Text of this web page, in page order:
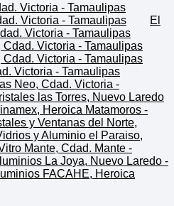
Victoria - Tamaulipas
Victoria - Tamaulipas
El
Victoria - Tamaulipas
Victoria - Tamaulipas
Victoria - Tamaulipas
Victoria - Tamaulipas
Neo, Cdad. Victoria -
las Torres, Nuevo Laredo
Heroica Matamoros -
y Ventanas del Norte,
y Aluminio el Paraiso,
Mante, Cdad. Mante -
La Joya, Nuevo Laredo -
FACAHE, Heroica